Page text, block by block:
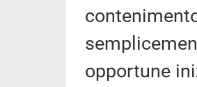
opportune